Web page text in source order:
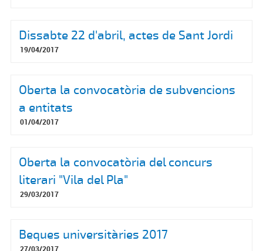
Dissabte 22 d'abril, actes de Sant Jordi
19/04/2017
Oberta la convocatòria de subvencions
a entitats
01/04/2017
Oberta la convocatòria del concurs
literari "Vila del Pla"
29/03/2017
Beques universitàries 2017
27/03/2017